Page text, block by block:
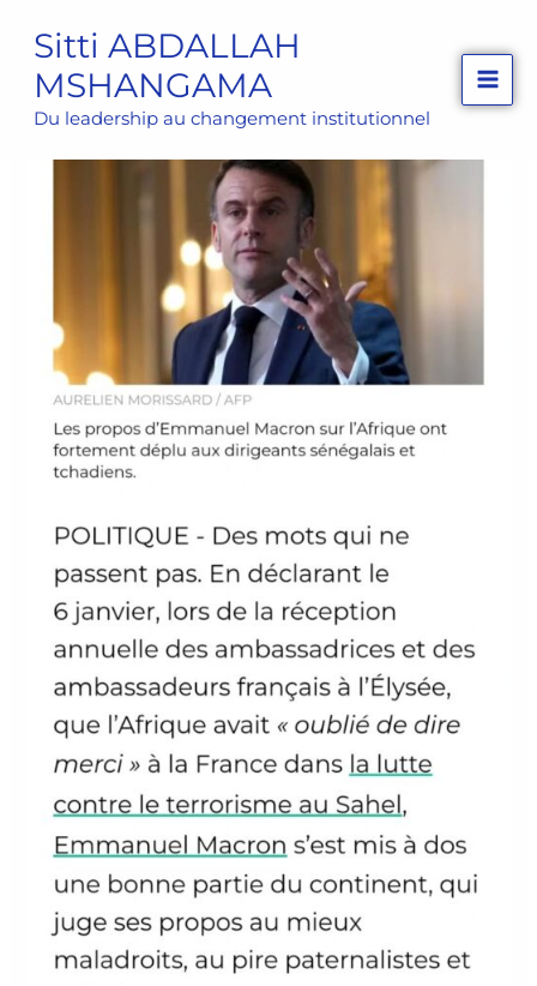
contenu
Sitti ABDALLAH
MSHANGAMA
Du leadership au changement institutionnel